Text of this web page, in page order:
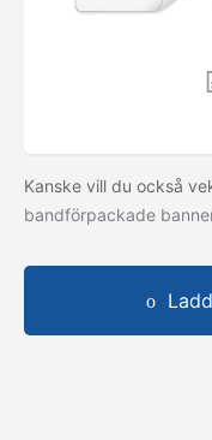
Kanske vill du också
bandförpackade